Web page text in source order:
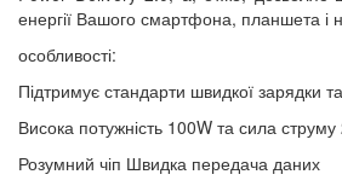
енергії Вашого смартфона, планшета і
особливості:
Підтримує стандарти швидкої зарядки
Висока потужність 100W та сила
Розумний чіп Швидка передача даних